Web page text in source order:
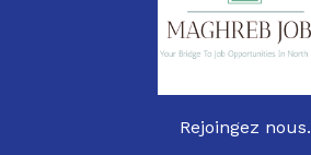
Rejoingez nous.